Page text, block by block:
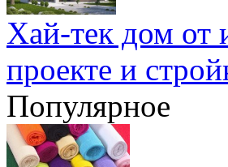
Хай-тек дом от
проекте и
Популярное